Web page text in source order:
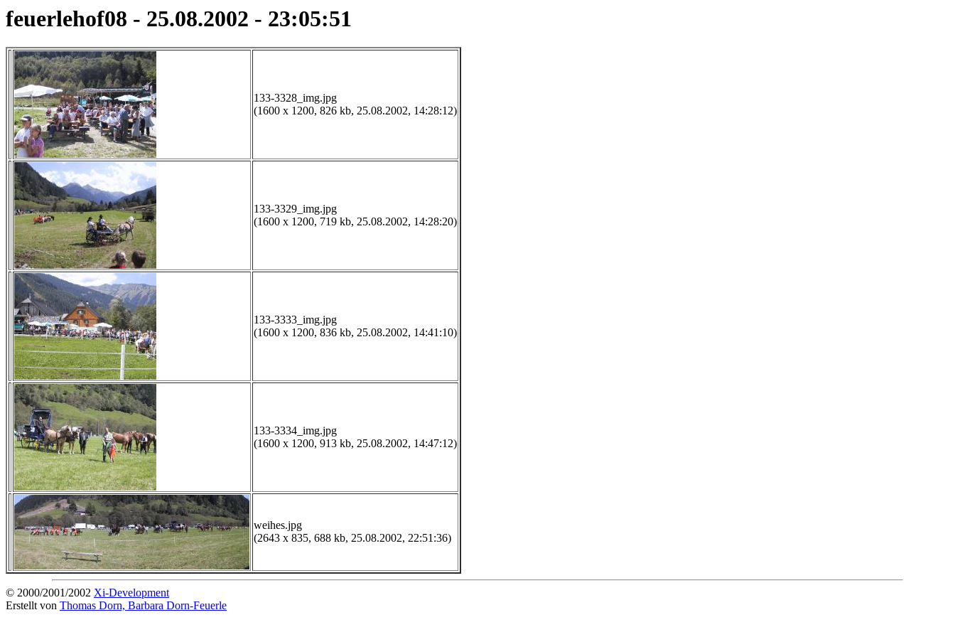
feuerlehof08 - 25.08.2002 - 23:05:51
133-3328_img.jpg
(1600 x 1200, 826 kb, 25.08.2002, 14:28:12)
133-3329_img.jpg
(1600 x 1200, 719 kb, 25.08.2002, 14:28:20)
133-3333_img.jpg
(1600 x 1200, 836 kb, 25.08.2002, 14:41:10)
133-3334_img.jpg
(1600 x 1200, 913 kb, 25.08.2002, 14:47:12)
weihes.jpg
(2643 x 835, 688 kb, 25.08.2002, 22:51:36)
© 2000/2001/2002 Xi-Development
Erstellt von Thomas Dorn, Barbara Dorn-Feuerle